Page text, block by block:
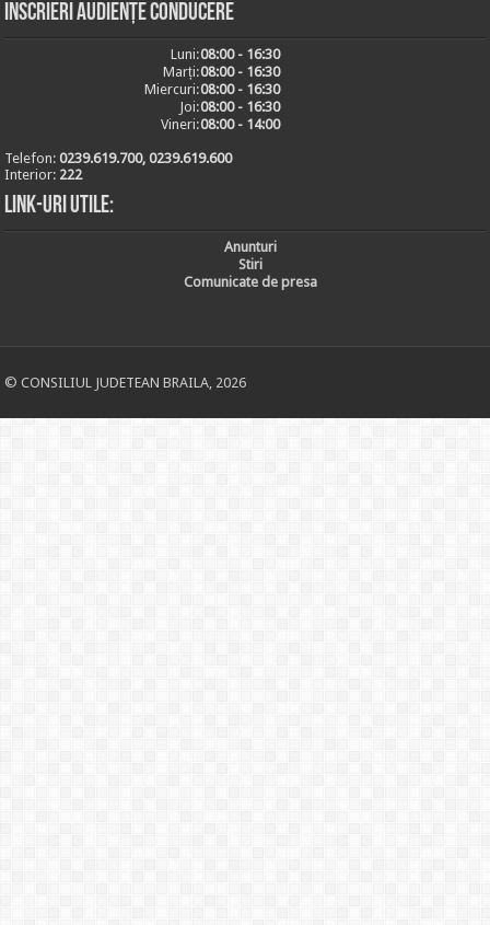
Inscrieri audiențe conducere
Luni:08:00 - 16:30
Marți:08:00 - 16:30
Miercuri:08:00 - 16:30
Joi:08:00 - 16:30
Vineri:08:00 - 14:00
Telefon:0239.619.700, 0239.619.600
Interior: 222
Link-uri utile:
Anunturi
Stiri
Comunicate de presa
© CONSILIUL JUDETEAN BRAILA, 2026